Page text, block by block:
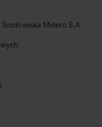
Midero S.A.